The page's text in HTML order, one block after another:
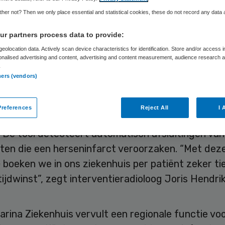
Ziekenhuis beschikt sinds kort over een
van artificial intelligence (AI) bij patiënten
De tool detecteert automatisch afsluitingen
die een herseninfarct veroorzaken. “Met
we in ons ziekenhuis per patiënt zeker
zegt interventieradioloog Joris
Ziekenhuis vervult een regionale functie
not? Then we only place essential and statistical cookies, these do not record any data
partners process data to provide:
data. Actively scan device characteristics for identification. Store and/or access
advertising and content, advertising and content measurement, audience research
(vendors)
Reject All I